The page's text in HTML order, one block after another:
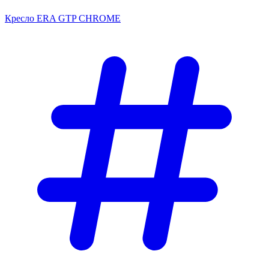
Кресло ERA GTP CHROME